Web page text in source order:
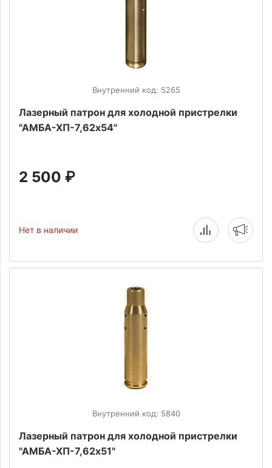
Внутренний код: 5265
Лазерный патрон для холодной пристрелки
"АМБА-ХП-7,62х54"
2 500 ₽
Нет в наличии
Внутренний код: 5840
Лазерный патрон для холодной пристрелки
"АМБА-ХП-7,62х51"